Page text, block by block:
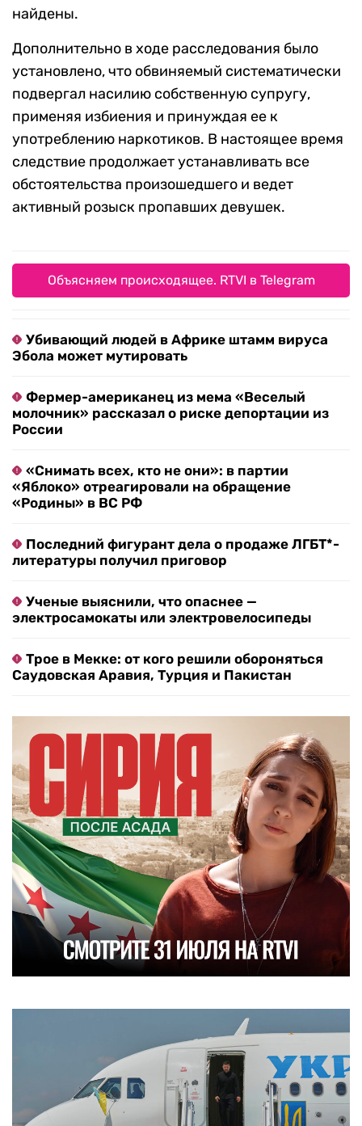
найдены.
Дополнительно в ходе расследования было
установлено, что обвиняемый систематически
подвергал насилию собственную супругу,
применяя избиения и принуждая ее к
употреблению наркотиков. В настоящее время
следствие продолжает устанавливать все
обстоятельства произошедшего и ведет
активный розыск пропавших девушек.
Объясняем происходящее. RTVI в Telegram
Убивающий людей в Африке штамм вируса
Эбола может мутировать
Фермер-американец из мема «Веселый
молочник» рассказал о риске депортации из
России
«Снимать всех, кто не они»: в партии
«Яблоко» отреагировали на обращение
«Родины» в ВС РФ
Последний фигурант дела о продаже ЛГБТ*-
литературы получил приговор
Ученые выяснили, что опаснее —
электросамокаты или электровелосипеды
Трое в Мекке: от кого решили обороняться
Саудовская Аравия, Турция и Пакистан